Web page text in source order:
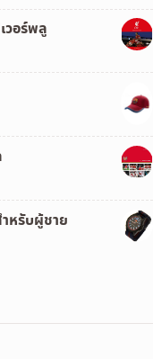
วอร์พลู
หรับผู้ชาย